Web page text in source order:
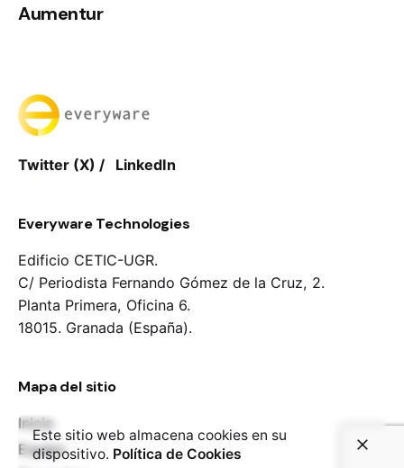
Aumentur
Twitter (X) / LinkedIn
Everyware Technologies
Edificio CETIC-UGR.
C/ Periodista Fernando Gómez de la Cruz, 2.
Planta Primera, Oficina 6.
18015. Granada (España).
Mapa del sitio
Inicio
Equipo
Este sitio web almacena cookies en su
dispositivo. Política de Cookies